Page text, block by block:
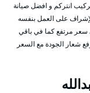
انتركم و افضل صيانة
على العمل بنفسه
سعر مرتفع كما في باقي
شعار الجودة مع السعر